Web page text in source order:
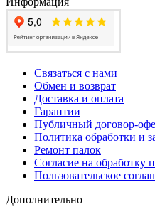
Связаться с нами
Обмен и возврат
Доставка и оплата
Гарантии
Публичный договор-
Политика обработки и
Ремонт палок
Согласие на обработку
Пользовательское
Дополнительно